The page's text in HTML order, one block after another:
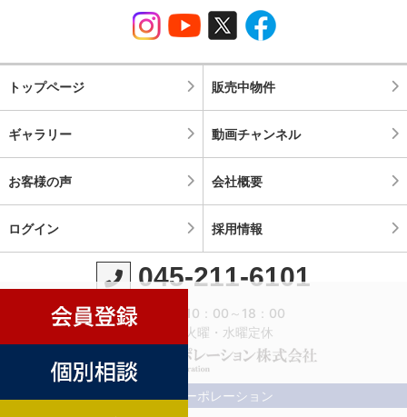
トップページ 販売中物件
ギャラリー 動画チャンネル
お客様の声 会社概要
ログイン 採用情報
045-211-6101
営業時間：10：00～18：00
定休日：火曜・水曜定休
©横濱コーポレーション